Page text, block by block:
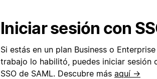
Iniciar sesión con
Si estás en un plan Business o
trabajo lo habilitó, puedes iniciar sesión
SSO de SAML. Descubre más aquí →